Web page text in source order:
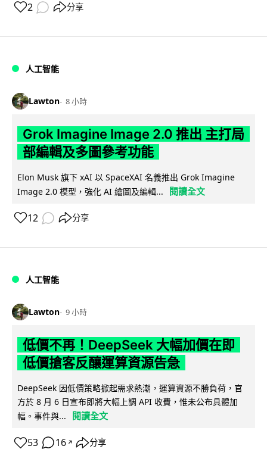
2 分享
人工智能
Lawton 8 小時
Grok Imagine Image 2.0 推出 主打局
部編輯及多圖參考功能
Elon Musk 旗下 xAI 以 SpaceXAI 名義推出 Grok Imagine
Image 2.0 模型，強化 AI 繪圖及編輯...
閱讀全文
12 分享
人工智能
Lawton 9 小時
低價不再！DeepSeek 大幅加價在即
低價搶客反釀運算資源告急
DeepSeek 因低價策略掀起需求熱潮，運算資源不勝負荷，官
方於 8 月 6 日宣布即將大幅上調 API 收費，惟未公布具體加
幅。事件與...
閱讀全文
53 16 ↗ 分享